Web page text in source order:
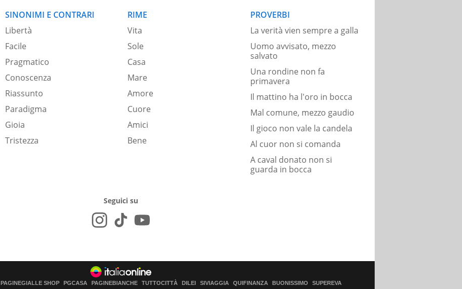
SINONIMI E CONTRARI
Libertà
Facile
Pragmatico
Conoscenza
Riassunto
Paradigma
Gioia
Tristezza
RIME
Vita
Sole
Casa
Mare
Amore
Cuore
Amici
Bene
PROVERBI
La verità vien sempre a galla
Uomo avvisato, mezzo
salvato
Una rondine non fa
primavera
Il mattino ha l'oro in bocca
Mal comune, mezzo gaudio
Il gioco non vale la candela
Al cuor non si comanda
A caval donato non si
guarda in bocca
Seguici su
PAGINEGIALLE SHOP PGCASA PAGINEBIANCHE TUTTOCITTÀ DILEI SIVIAGGIA QUIFINANZA BUONISSIMO SUPEREVA